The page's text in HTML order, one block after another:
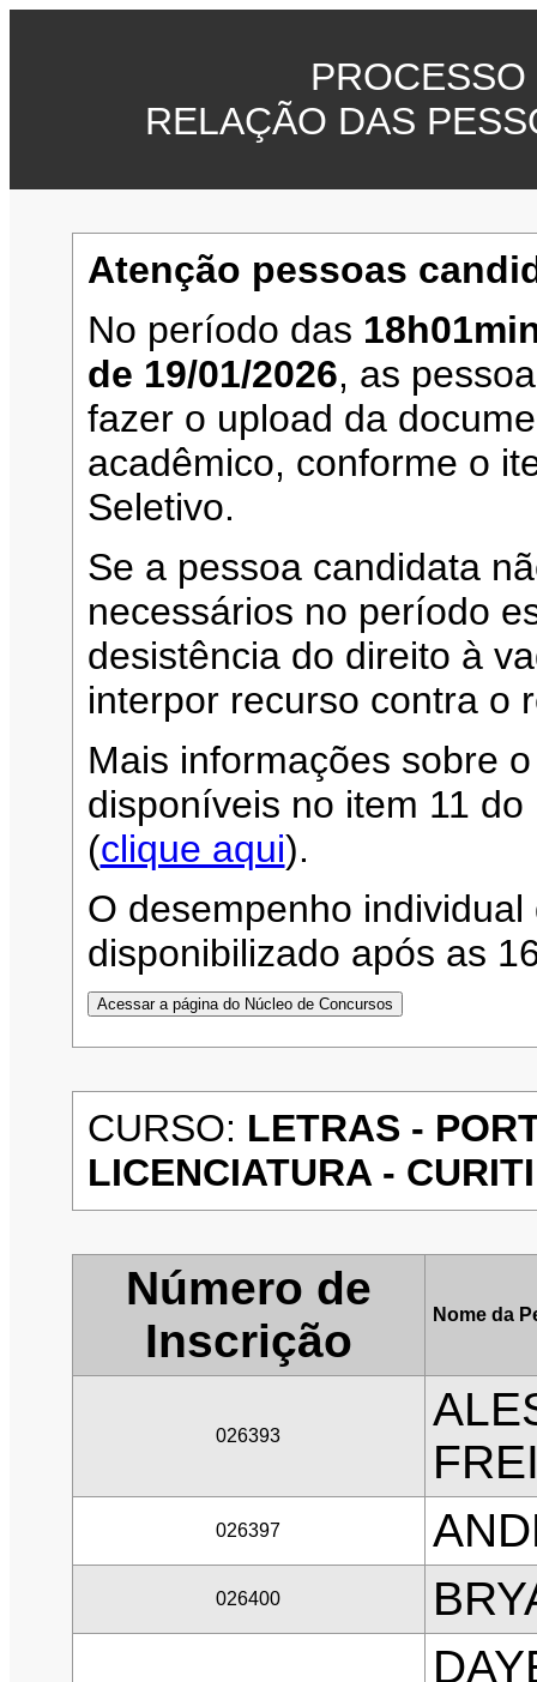
RELAÇÃO DAS
Atenção pessoas
No período das
de 19/01/2026, as
fazer o upload da
acadêmico, conforme o
Seletivo.
Se a pessoa candidata
necessários no período
desistência do direito à
interpor recurso contra o
Mais informações sobre
disponíveis no item 11
(clique aqui).
O desempenho
disponibilizado após as
CURSO: LETRAS -
LICENCIATURA -
Número de
Inscrição
Nome da
026393
026397
026400